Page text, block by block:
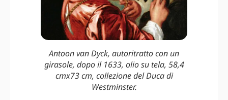
Antoon van Dyck, autoritratto con un
girasole, dopo il 1633, olio su tela, 58,4
cmx73 cm, collezione del Duca di
Westminster.